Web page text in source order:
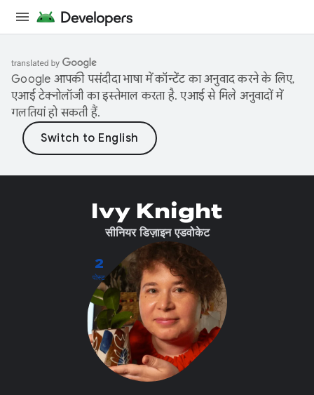
Google आपकी पसंदीदा भाषा में कॉन्टेंट का अनुवाद करने के लिए,
एआई टेक्नोलॉजी का इस्तेमाल करता है. एआई से मिले अनुवादों में
गलतियां हो सकती हैं.
2
पोस्ट
Ivy Knight
सीनियर डिज़ाइन एडवोकेट